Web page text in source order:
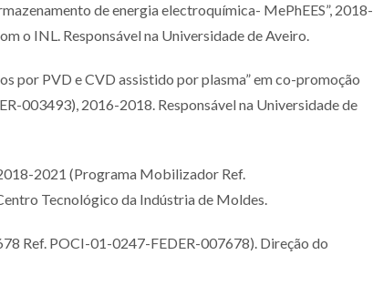
de energia electroquímica- MePhEES”, 2018-
o INL. Responsável na Universidade de Aveiro.
por PVD e CVD assistido por plasma” em co-promoção
003493), 2016-2018. Responsável na Universidade de
2021 (Programa Mobilizador Ref.
Tecnológico da Indústria de Moldes.
Ref. POCI-01-0247-FEDER-007678). Direção do